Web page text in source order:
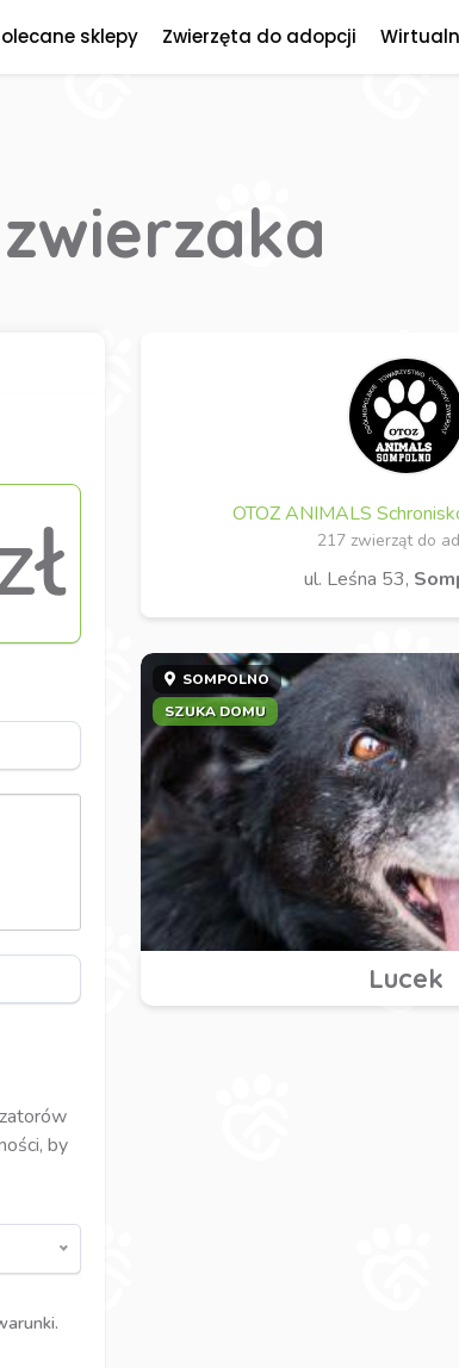
sklepy Zwierzęta do adopcji
by
OTOZ ANIMALS
217 zwierząt do
ul. Leśna 53,
SOMPOLNO
SZUKA DOMU
Lucek